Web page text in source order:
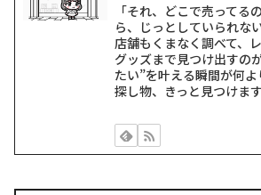
「それ、どこで売ってる
ら、じっとしていられな
店舗もくまなく調べて、
グッズまで見つけ出すの
たい”を叶える瞬間が何
探し物、きっと見つけます